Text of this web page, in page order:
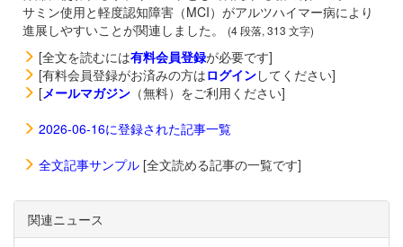
サミン使用と軽度認知障害（MCI）がアルツハイマー病により
進展しやすいことが関連しました。
(4 段落, 313 文字)
[全文を読むには有料会員登録が必要です]
[有料会員登録がお済みの方はログインしてください]
[メールマガジン （無料）をご利用ください]
2026-06-16に登録された記事一覧
全文記事サンプル [全文読める記事の一覧です]
関連ニュース